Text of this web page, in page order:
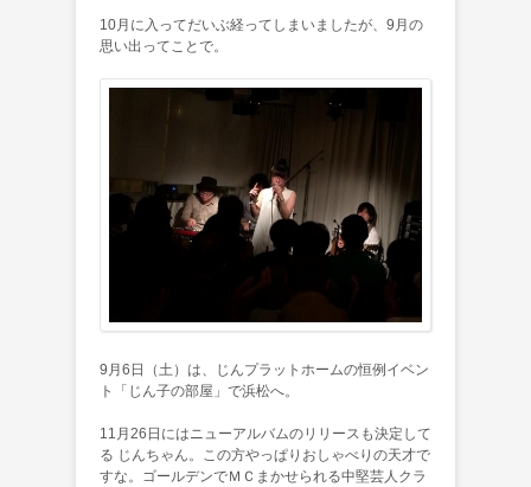
10月に入ってだいぶ経ってしまいましたが、9月の
思い出ってことで。
9月6日（土）は、じんプラットホームの恒例イベン
ト「じん子の部屋」で浜松へ。
11月26日にはニューアルバムのリリースも決定して
る じんちゃん。この方やっぱりおしゃべりの天才で
すな。ゴールデンでＭＣまかせられる中堅芸人クラ